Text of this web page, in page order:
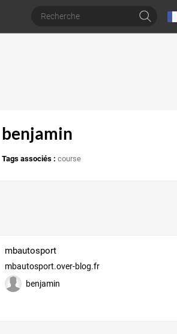
benjamin
Tags associés : course
mbautosport
mbautosport.over-blog.fr
benjamin